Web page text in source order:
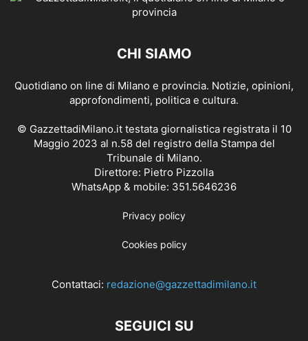
CHI SIAMO
Quotidiano on line di Milano e provincia. Notizie, opinioni,
approfondimenti, politica e cultura.
© GazzettadiMilano.it testata giornalistica registrata il 10
Maggio 2023 al n.58 del registro della Stampa del
Tribunale di Milano.
Direttore: Pietro Pizzolla
WhatsApp & mobile: 351.5646236
Privacy policy
Cookies policy
Contattaci: redazione@gazzettadimilano.it
SEGUICI SU